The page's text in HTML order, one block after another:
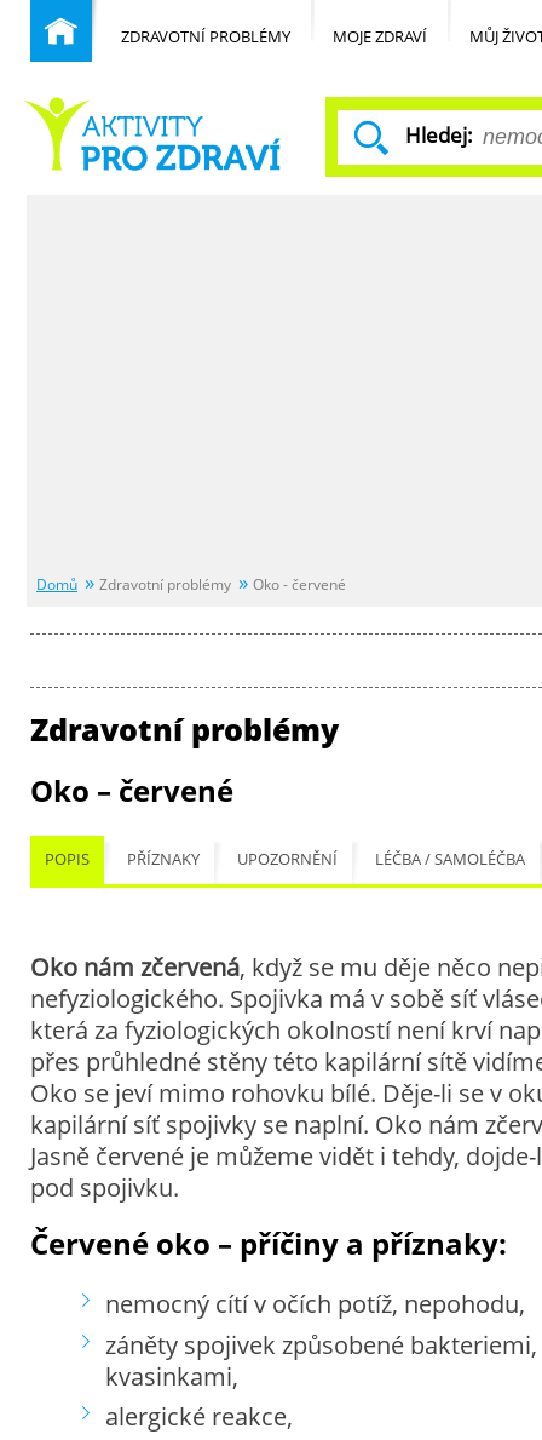
ZDRAVOTNÍ PROBLÉMY MOJE ZDRAVÍ MŮJ
Hledej:
Domů Zdravotní problémy Oko - červené
Zdravotní problémy
Oko – červené
POPIS PŘÍZNAKY UPOZORNĚNÍ LÉČBA / SAMOLÉČBA
Oko nám zčervená, když se mu děje něco
nefyziologického. Spojivka má v sobě síť
která za fyziologických okolností není krví
přes průhledné stěny této kapilární sítě
Oko se jeví mimo rohovku bílé. Děje-li se v
kapilární síť spojivky se naplní. Oko nám
Jasně červené je můžeme vidět i tehdy,
pod spojivku.
Červené oko – příčiny a příznaky:
nemocný cítí v očích potíž, nepohodu,
záněty spojivek způsobené
kvasinkami,
alergické reakce,